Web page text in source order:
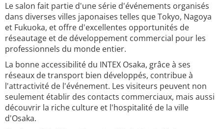
Le salon fait partie d'une série d'événements organisés
dans diverses villes japonaises telles que Tokyo, Nagoya
et Fukuoka, et offre d'excellentes opportunités de
réseautage et de développement commercial pour les
professionnels du monde entier.
La bonne accessibilité du INTEX Osaka, grâce à ses
réseaux de transport bien développés, contribue à
l'attractivité de l'événement. Les visiteurs peuvent non
seulement établir des contacts commerciaux, mais aussi
découvrir la riche culture et l'hospitalité de la ville
d'Osaka.